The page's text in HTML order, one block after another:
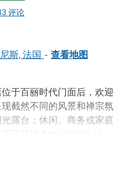
评论
斯, 法国 - 查看地图
于百丽时代门面后，欢迎
截然不同的风景和禅宗氛
露台；休闲、商务或家庭